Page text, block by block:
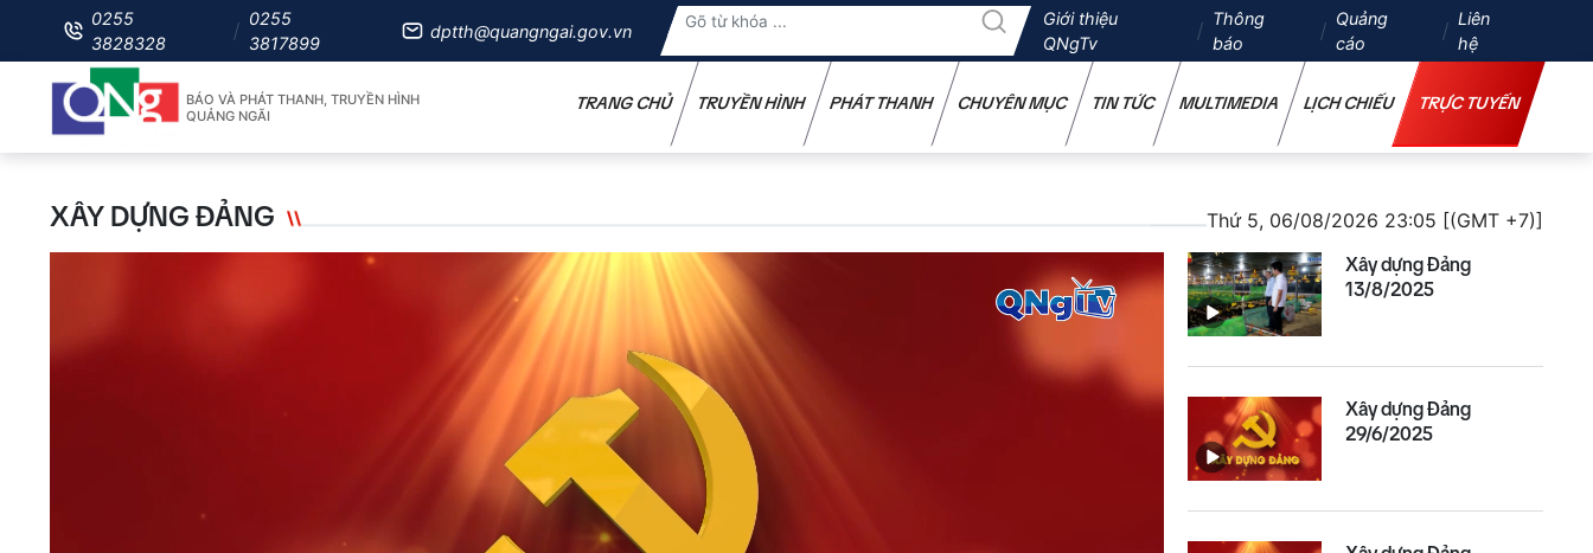
0255
3828328
0255
3817899
dptth@quangngai.gov.vn
Giới thiệu
QNgTv
Thông
báo
Quảng
cáo
Liên
hệ
BÁO VÀ PHÁT THANH, TRUYỀN HÌNH
QUẢNG NGÃI
TRANG CHỦ TRUYỀN HÌNH PHÁT THANH CHUYÊN MỤC TIN TỨC MULTIMEDIA LỊCH CHIẾU TRỰC TUYẾN
XÂY DỰNG ĐẢNG Thứ 5, 06/08/2026 23:05 [(GMT +7)]
Xây dựng Đảng
13/8/2025
Xây dựng Đảng
29/6/2025